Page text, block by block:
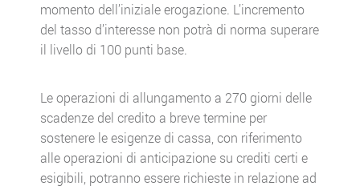
momento dell’iniziale erogazione. L’incremento
del tasso d’interesse non potrà di norma superare
il livello di 100 punti base.
Le operazioni di allungamento a 270 giorni delle
scadenze del credito a breve termine per
sostenere le esigenze di cassa, con riferimento
alle operazioni di anticipazione su crediti certi e
esigibili, potranno essere richieste in relazione ad